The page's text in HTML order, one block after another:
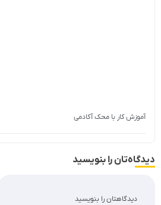
آموزش کار با محک آکادمی
دیدگاه‌تان را بنویسید
دیدگاهتان را بنویسید